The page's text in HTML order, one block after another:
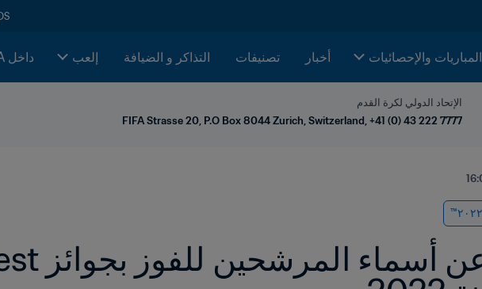
المباريات والإحصائيات أخبار تصنيفات التذاكر و الضيافة إلعب داخل FIFA
الإتحاد الدولي لكرة القدم
FIFA Strasse 20, P.O Box 8044 Zurich, Switzerland, +41 (0) 43 222 7777